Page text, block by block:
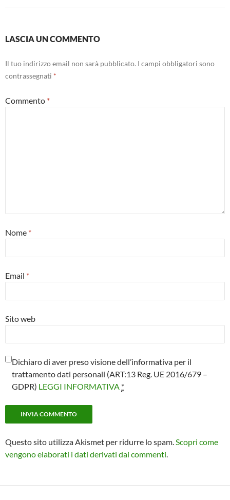
LASCIA UN COMMENTO
Il tuo indirizzo email non sarà pubblicato. I campi obbligatori sono
contrassegnati *
Commento *
Nome *
Email *
Sito web
Dichiaro di aver preso visione dell’informativa per il
trattamento dati personali (ART:13 Reg. UE 2016/679 –
GDPR) LEGGI INFORMATIVA *
Questo sito utilizza Akismet per ridurre lo spam. Scopri come
vengono elaborati i dati derivati dai commenti